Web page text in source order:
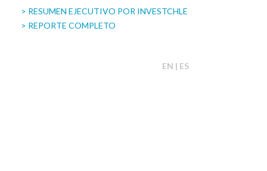
> RESUMEN EJECUTIVO POR INVESTCHLE
> REPORTE COMPLETO
EN | ES